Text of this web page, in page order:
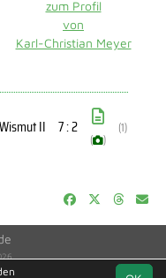
zum Profil
von
Karl-Christian Meyer
Wismut II 7 : 2
( )
(1)